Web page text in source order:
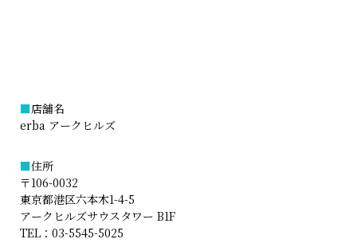
■店舗名
erba アークヒルズ
■住所
〒106-0032
東京都港区六本木1-4-5
アークヒルズサウスタワー B1F
TEL： 03-5545-5025